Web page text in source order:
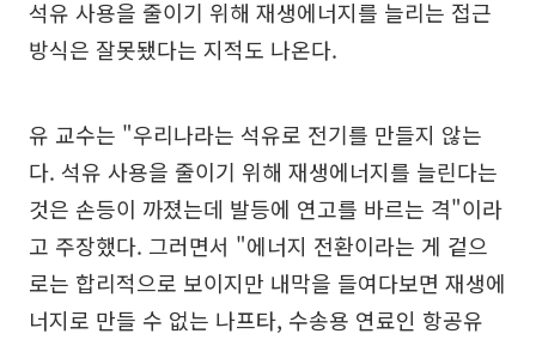
석유 사용을 줄이기 위해 재생에너지를 늘리는 접근
방식은 잘못됐다는 지적도 나온다.
유 교수는 "우리나라는 석유로 전기를 만들지 않는
다. 석유 사용을 줄이기 위해 재생에너지를 늘린다는
것은 손등이 까졌는데 발등에 연고를 바르는 격"이라
고 주장했다. 그러면서 "에너지 전환이라는 게 겉으
로는 합리적으로 보이지만 내막을 들여다보면 재생에
너지로 만들 수 없는 나프타, 수송용 연료인 항공유